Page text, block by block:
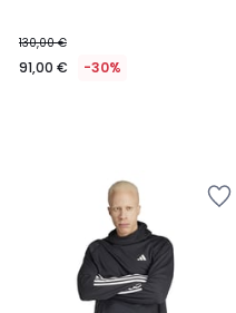
130,00 €
91,00 € -30%